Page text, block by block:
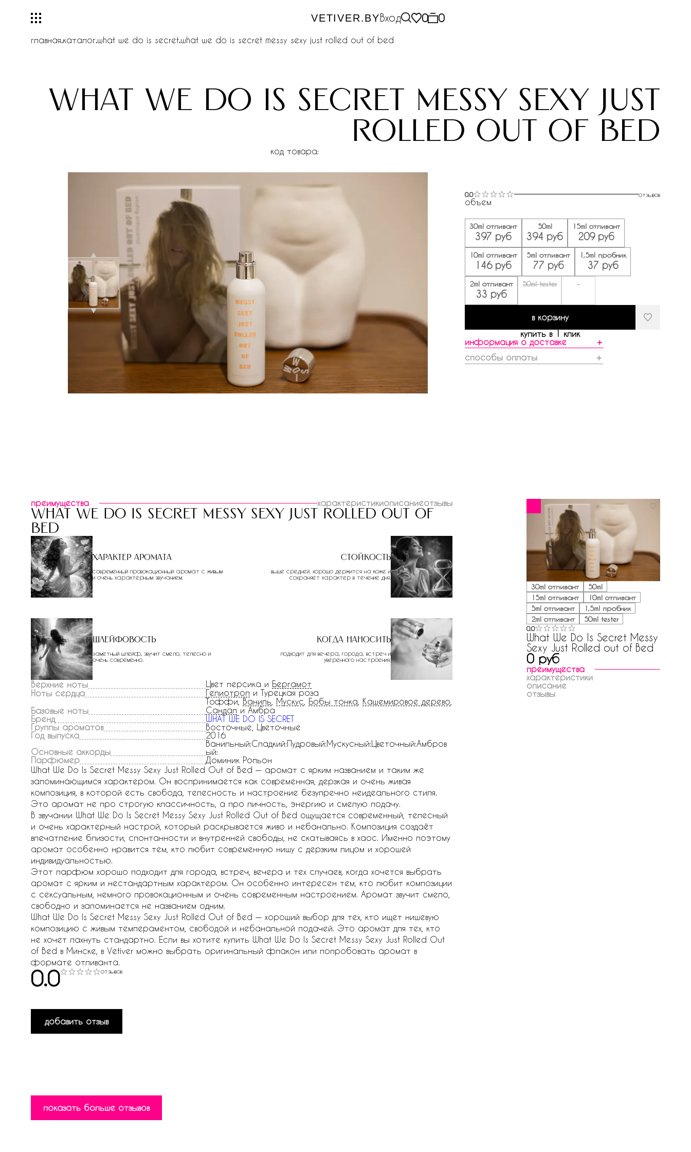
VETIVER.BYВход 0 0
главная.каталог.what we do is secret.what we do is secret messy sexy just rolled out of bed
what we do is secret messy sexy just
rolled out of bed
код товара:
0.0 отзывов
объем
30ml отливант
397 руб
50ml
394 руб
15ml отливант
209 руб
10ml отливант
146 руб
5ml отливант
77 руб
1,5ml пробник
37 руб
2ml отливант
33 руб
50ml tester -
в корзину
купить в 1 клик
информация о доставке
＋
способы оплаты
＋
преимущества характеристикиописаниеотзывы
what we do is secret messy sexy just rolled out of
bed
Характер аромата
современный провокационный аромат с живым
и очень характерным звучанием.
Стойкость
выше средней. хорошо держится на коже и
сохраняет характер в течение дня.
Шлейфовость
заметный шлейф, звучит смело, телесно и
очень современно.
Когда наносить
подходит для вечера, города, встреч и
уверенного настроения.
Верхние ноты Цвет персика и Бергамот
Ноты сердца
Гелиотроп и Турецкая роза
Базовые ноты
Тоффи, Ваниль Мускус Бобы тонка Кашемировое дерево
Сандал и Амбра
Бренд
WHAT WE DO IS SECRET
Группы ароматов
Восточные, Цветочные
Год выпуска
2016
Основные аккорды
Ванильный:Сладкий:Пудровый:Мускусный:Цветочный:Амбров
ый:
Парфюмер
Доминик Ропьон
What We Do Is Secret Messy Sexy Just Rolled Out of Bed — аромат с ярким названием и таким же
запоминающимся характером. Он воспринимается как современная, дерзкая и очень живая
композиция, в которой есть свобода, телесность и настроение безупречно неидеального стиля.
Это аромат не про строгую классичность, а про личность, энергию и смелую подачу.
В звучании What We Do Is Secret Messy Sexy Just Rolled Out of Bed ощущается современный, телесный
и очень характерный настрой, который раскрывается живо и небанально. Композиция создаёт
впечатление близости, спонтанности и внутренней свободы, не скатываясь в хаос. Именно поэтому
аромат особенно нравится тем, кто любит современную нишу с дерзким лицом и хорошей
индивидуальностью.
Этот парфюм хорошо подходит для города, встреч, вечера и тех случаев, когда хочется выбрать
аромат с ярким и нестандартным характером. Он особенно интересен тем, кто любит композиции
с сексуальным, немного провокационным и очень современным настроением. Аромат звучит смело,
свободно и запоминается не названием одним.
What We Do Is Secret Messy Sexy Just Rolled Out of Bed — хороший выбор для тех, кто ищет нишевую
композицию с живым темпераментом, свободой и небанальной подачей. Это аромат для тех, кто
не хочет пахнуть стандартно. Если вы хотите купить What We Do Is Secret Messy Sexy Just Rolled Out
of Bed в Минске, в Vetiver можно выбрать оригинальный флакон или попробовать аромат в
формате отливанта.
0.0 отзывов
добавить отзыв
показать больше отзывов
30ml отливант
50ml
15ml отливант
10ml отливант
5ml отливант
1,5ml пробник
2ml отливант
50ml tester
0.0
What We Do Is Secret Messy
Sexy Just Rolled out of Bed
0 руб
преимущества
характеристики
описание
отзывы